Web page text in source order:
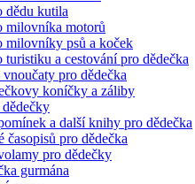
dědu kutila
milovníka motorů
milovníky psů a koček
a cestování pro dědečka
pro dědečka
koníčky a záliby
a další knihy pro dědečka
časopisů pro dědečka
pro dědečky
gurmána